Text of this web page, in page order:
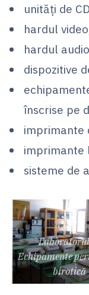
unităţi de
hardul
hardul
dispozitive
înscrise pe
imprimante
imprimante
sisteme de
Echipamente
birotică